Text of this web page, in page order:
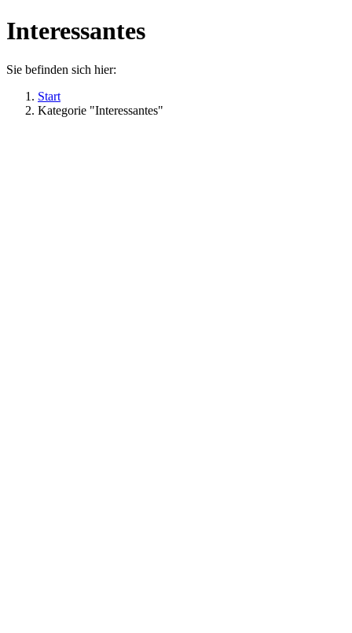
Interessantes
Sie befinden sich hier:
Start
Kategorie "Interessantes"